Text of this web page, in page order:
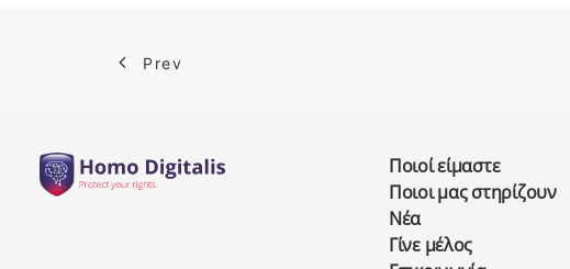
Prev
Ποιοί είμαστε
Ποιοι μας στηρίζουν
Νέα
Γίνε μέλος